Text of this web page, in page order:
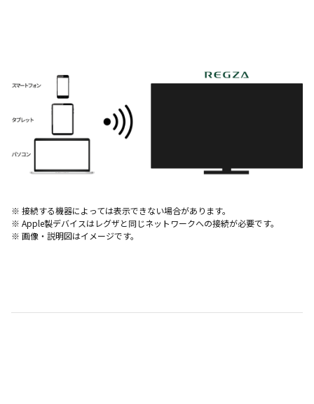
※ 接続する機器によっては表示できない場合があります。
※ Apple製デバイスはレグザと同じネットワークへの接続が必要です。
※ 画像・説明図はイメージです。